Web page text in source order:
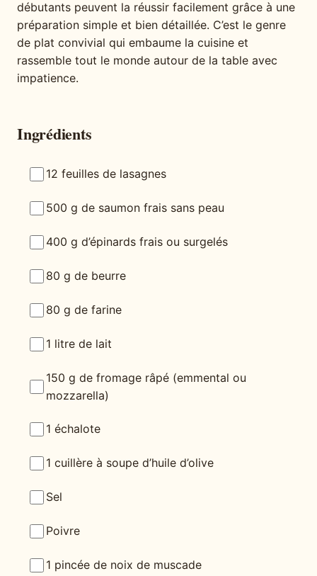
débutants peuvent la réussir facilement grâce à une
préparation simple et bien détaillée. C’est le genre
de plat convivial qui embaume la cuisine et
rassemble tout le monde autour de la table avec
impatience.
Ingrédients
12 feuilles de lasagnes
500 g de saumon frais sans peau
400 g d’épinards frais ou surgelés
80 g de beurre
80 g de farine
1 litre de lait
150 g de fromage râpé (emmental ou
mozzarella)
1 échalote
1 cuillère à soupe d’huile d’olive
Sel
Poivre
1 pincée de noix de muscade